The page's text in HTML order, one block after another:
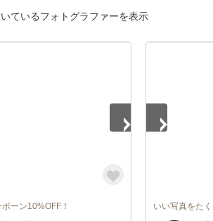
ているフォトグラファーを表示
ーン10%OFF！ いい写真をた